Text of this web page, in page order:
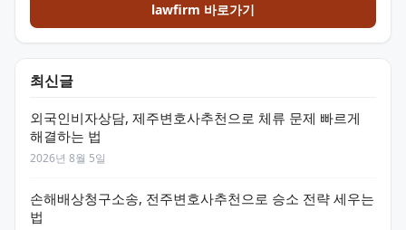
lawfirm 바로가기
최신글
외국인비자상담, 제주변호사추천으로 체류 문제 빠르게
해결하는 법
2026년 8월 5일
손해배상청구소송, 전주변호사추천으로 승소 전략 세우는
법